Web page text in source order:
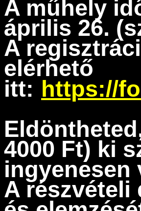
A műhely
április 26.
A
elérhető
itt: https://
4000 Ft) ki
ingyenesen
A részvételi